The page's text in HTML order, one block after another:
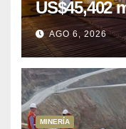
US$45,402
puede
AGO 6, 2026
MINERÍA